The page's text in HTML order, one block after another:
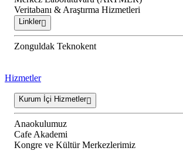
Veritabanı & Araştırma Hizmetleri
Linkler
Zonguldak Teknokent
Hizmetler
Kurum İçi Hizmetler
Anaokulumuz
Cafe Akademi
Kongre ve Kültür Merkezlerimiz